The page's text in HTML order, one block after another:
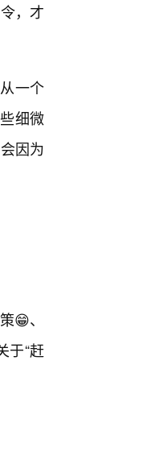
，才
一个
细微
因为
😁、
于“赶